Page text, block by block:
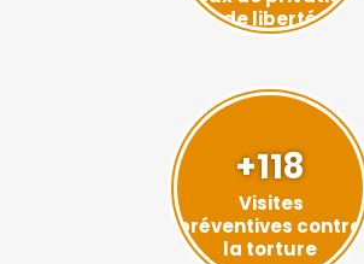
de liberté
+118
Visites
préventives contre
la torture